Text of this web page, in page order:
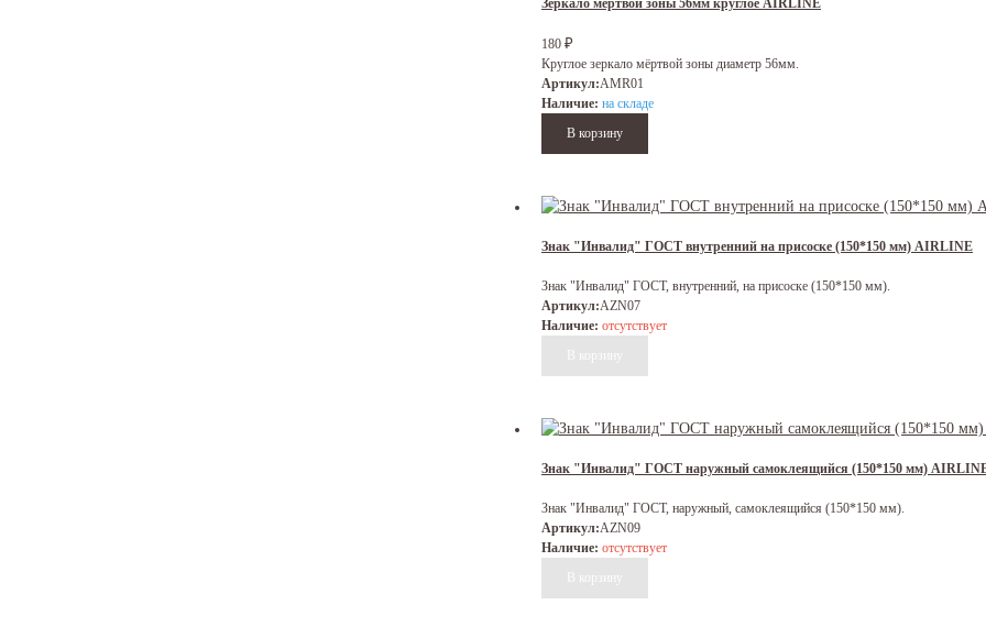
180 ₽
Круглое зеркало мёртвой зоны диаметр 56мм.
Артикул:AMR01
Наличие: на складе
Знак "Инвалид" ГОСТ внутренний на присоске (150*150 мм) AIRLINE
Знак "Инвалид" ГОСТ, внутренний, на присоске (150*150 мм).
Артикул:AZN07
Наличие: отсутствует
Знак "Инвалид" ГОСТ наружный самоклеящийся (150*150 мм)
Знак "Инвалид" ГОСТ, наружный, самоклеящийся (150*150 мм).
Артикул:AZN09
Наличие: отсутствует